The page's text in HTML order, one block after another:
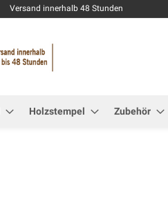
Versand innerhalb 48 Stunden
Holzstempel Zubehör